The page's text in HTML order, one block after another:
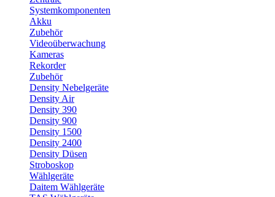
Systemkomponenten
Akku
Zubehör
Videoüberwachung
Kameras
Rekorder
Zubehör
Density Nebelgeräte
Density Air
Density 390
Density 900
Density 1500
Density 2400
Density Düsen
Stroboskop
Wählgeräte
Daitem Wählgeräte